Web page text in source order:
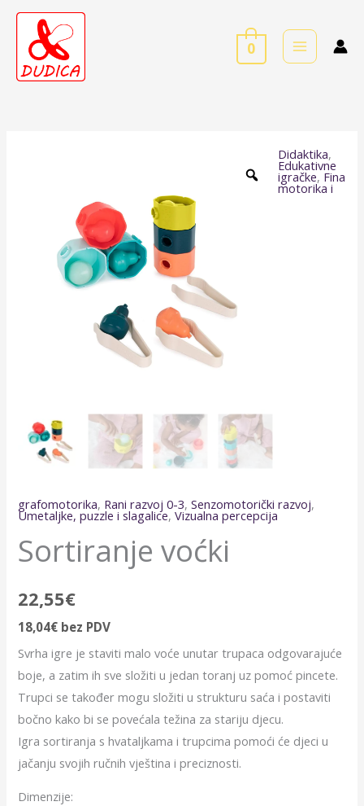
Skip
content
0
Didaktika,
Edukativne
igračke, Fina
motorika i
grafomotorika, Rani razvoj 0-3,Senzomotorički razvoj,
Umetaljke, puzzle i slagalice,Vizualna percepcija
Sortiranje voćki
22,55€
18,04€ bez PDV
Svrha igre je staviti malo voće unutar trupaca odgovarajuće
boje, a zatim ih sve složiti u jedan toranj uz pomoć pincete.
Trupci se također mogu složiti u strukturu saća i postaviti
bočno kako bi se povećala težina za stariju djecu.
Igra sortiranja s hvataljkama i trupcima pomoći će djeci u
jačanju svojih ručnih vještina i preciznosti.
Dimenzije: